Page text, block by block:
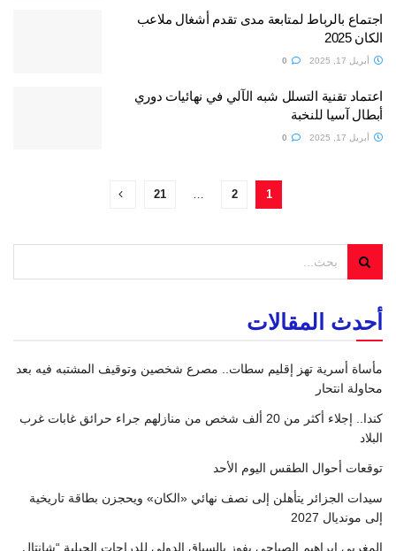
اجتماع بالرباط لمتابعة مدى تقدم أشغال ملاعب
الكان 2025
أبريل 17, 2025
اعتماد تقنية التسلل شبه الآلي في نهائيات دوري
أبطال آسيا للنخبة
أبريل 17, 2025
1
2
…
21
أحدث المقالات
مأساة أسرية تهز إقليم سطات.. مصرع شخصين وتوقيف المشتبه فيه بعد
محاولة انتحار
كندا.. إجلاء أكثر من 20 ألف شخص من منازلهم جراء حرائق غابات غرب
البلاد
توقعات أحوال الطقس اليوم الأحد
سيدات الجزائر يتأهلن إلى نصف نهائي «الكان» ويحجزن بطاقة تاريخية
إلى مونديال 2027
المغربي إبراهيم الصباحي يفوز بالسباق الدولي للدراجات الجبلية “شانتال